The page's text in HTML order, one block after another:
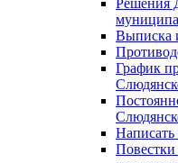
Решения
Выписка
График